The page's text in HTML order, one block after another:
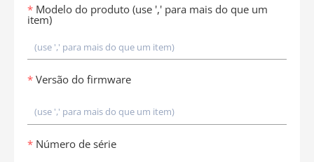
Modelo do produto (use ',' para mais do que um
item)
Versão do firmware
Número de série